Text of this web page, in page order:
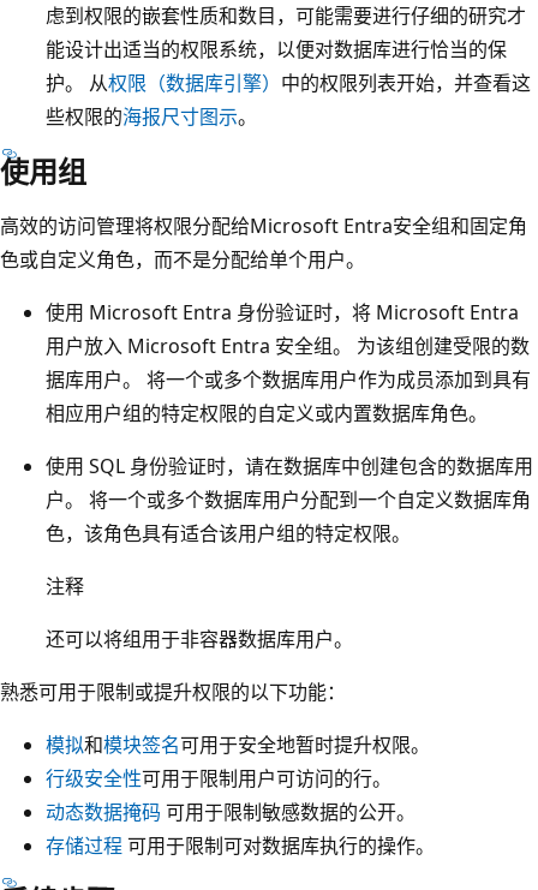
虑到权限的嵌套性质和数目，可能需要进行仔细的研究才
能设计出适当的权限系统，以便对数据库进行恰当的保
护。 从权限（数据库引擎） 中的权限列表开始，并查看这
些权限的海报尺寸图示。
使用组
高效的访问管理将权限分配给Microsoft Entra安全组和固定角
色或自定义角色，而不是分配给单个用户。
使用 Microsoft Entra 身份验证时，将 Microsoft Entra
用户放入 Microsoft Entra 安全组。 为该组创建受限的数
据库用户。 将一个或多个数据库用户作为成员添加到具有
相应用户组的特定权限的自定义或内置数据库角色。
使用 SQL 身份验证时，请在数据库中创建包含的数据库用
户。 将一个或多个数据库用户分配到一个自定义数据库角
色，该角色具有适合该用户组的特定权限。
注释
还可以将组用于非容器数据库用户。
熟悉可用于限制或提升权限的以下功能：
模拟和模块签名可用于安全地暂时提升权限。
行级安全性可用于限制用户可访问的行。
动态数据掩码 可用于限制敏感数据的公开。
存储过程 可用于限制可对数据库执行的操作。